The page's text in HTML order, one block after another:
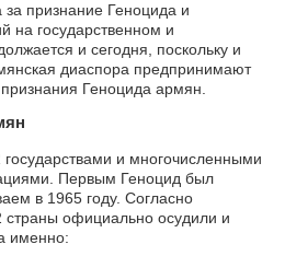
признание Геноцида и
на государственном и
и сегодня, поскольку и
диаспора предпринимают
Геноцида армян.
и многочисленными
Первым Геноцид был
в 1965 году. Согласно
официально осудили и
именно: